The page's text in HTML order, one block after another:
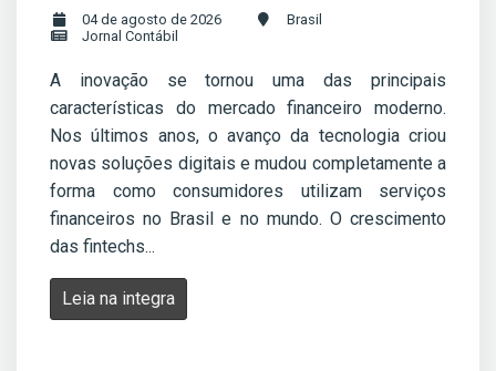
04 de agosto de 2026
Brasil
Jornal Contábil
A inovação se tornou uma das principais
características do mercado financeiro moderno.
Nos últimos anos, o avanço da tecnologia criou
novas soluções digitais e mudou completamente a
forma como consumidores utilizam serviços
financeiros no Brasil e no mundo. O crescimento
das fintechs...
Leia na integra